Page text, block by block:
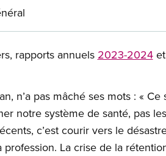
rapports annuels 2023-2024et
n’a pas mâché ses mots : «
notre système de santé, pas
c’est courir vers le
La crise de la